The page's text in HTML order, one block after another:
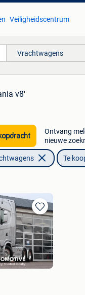
Veiligheidscentrum
Vrachtwagens
v8'
Ontvang
nieuwe
Te
Bewaren
in
Mijn
Favorieten